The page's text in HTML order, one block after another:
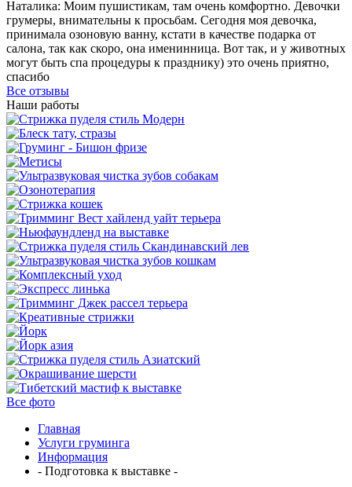
Наталика: Моим пушистикам, там очень комфортно. Девочки
грумеры, внимательны к просьбам. Сегодня моя девочка,
принимала озоновую ванну, кстати в качестве подарка от
салона, так как скоро, она именинница. Вот так, и у животных
могут быть спа процедуры к празднику) это очень приятно,
спасибо
Все отзывы
Наши работы
Все фото
Главная
Услуги груминга
Информация
- Подготовка к выставке -